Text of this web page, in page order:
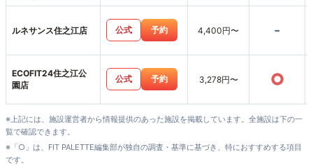
ルネサンス住之江店 公式 予約 4,400円〜 -
ECOFIT24住之江公
園店
公式 予約 3,278円〜 ○
※上記には、施設運営者から情報提供のあった施設を掲載しています。全施設は下の一
覧で確認できます。
※「○」は、FIT PALETTE編集部が独自の調査・基準に基づき、特におすすめする項目
です。